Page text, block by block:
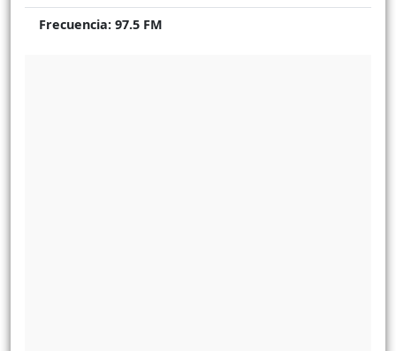
Frecuencia: 97.5 FM